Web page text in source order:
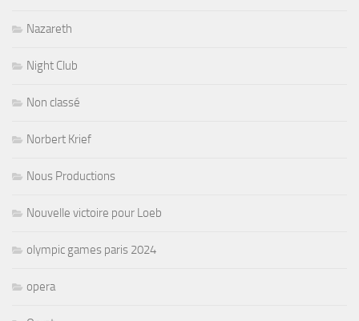
Nazareth
Night Club
Non classé
Norbert Krief
Nous Productions
Nouvelle victoire pour Loeb
olympic games paris 2024
opera